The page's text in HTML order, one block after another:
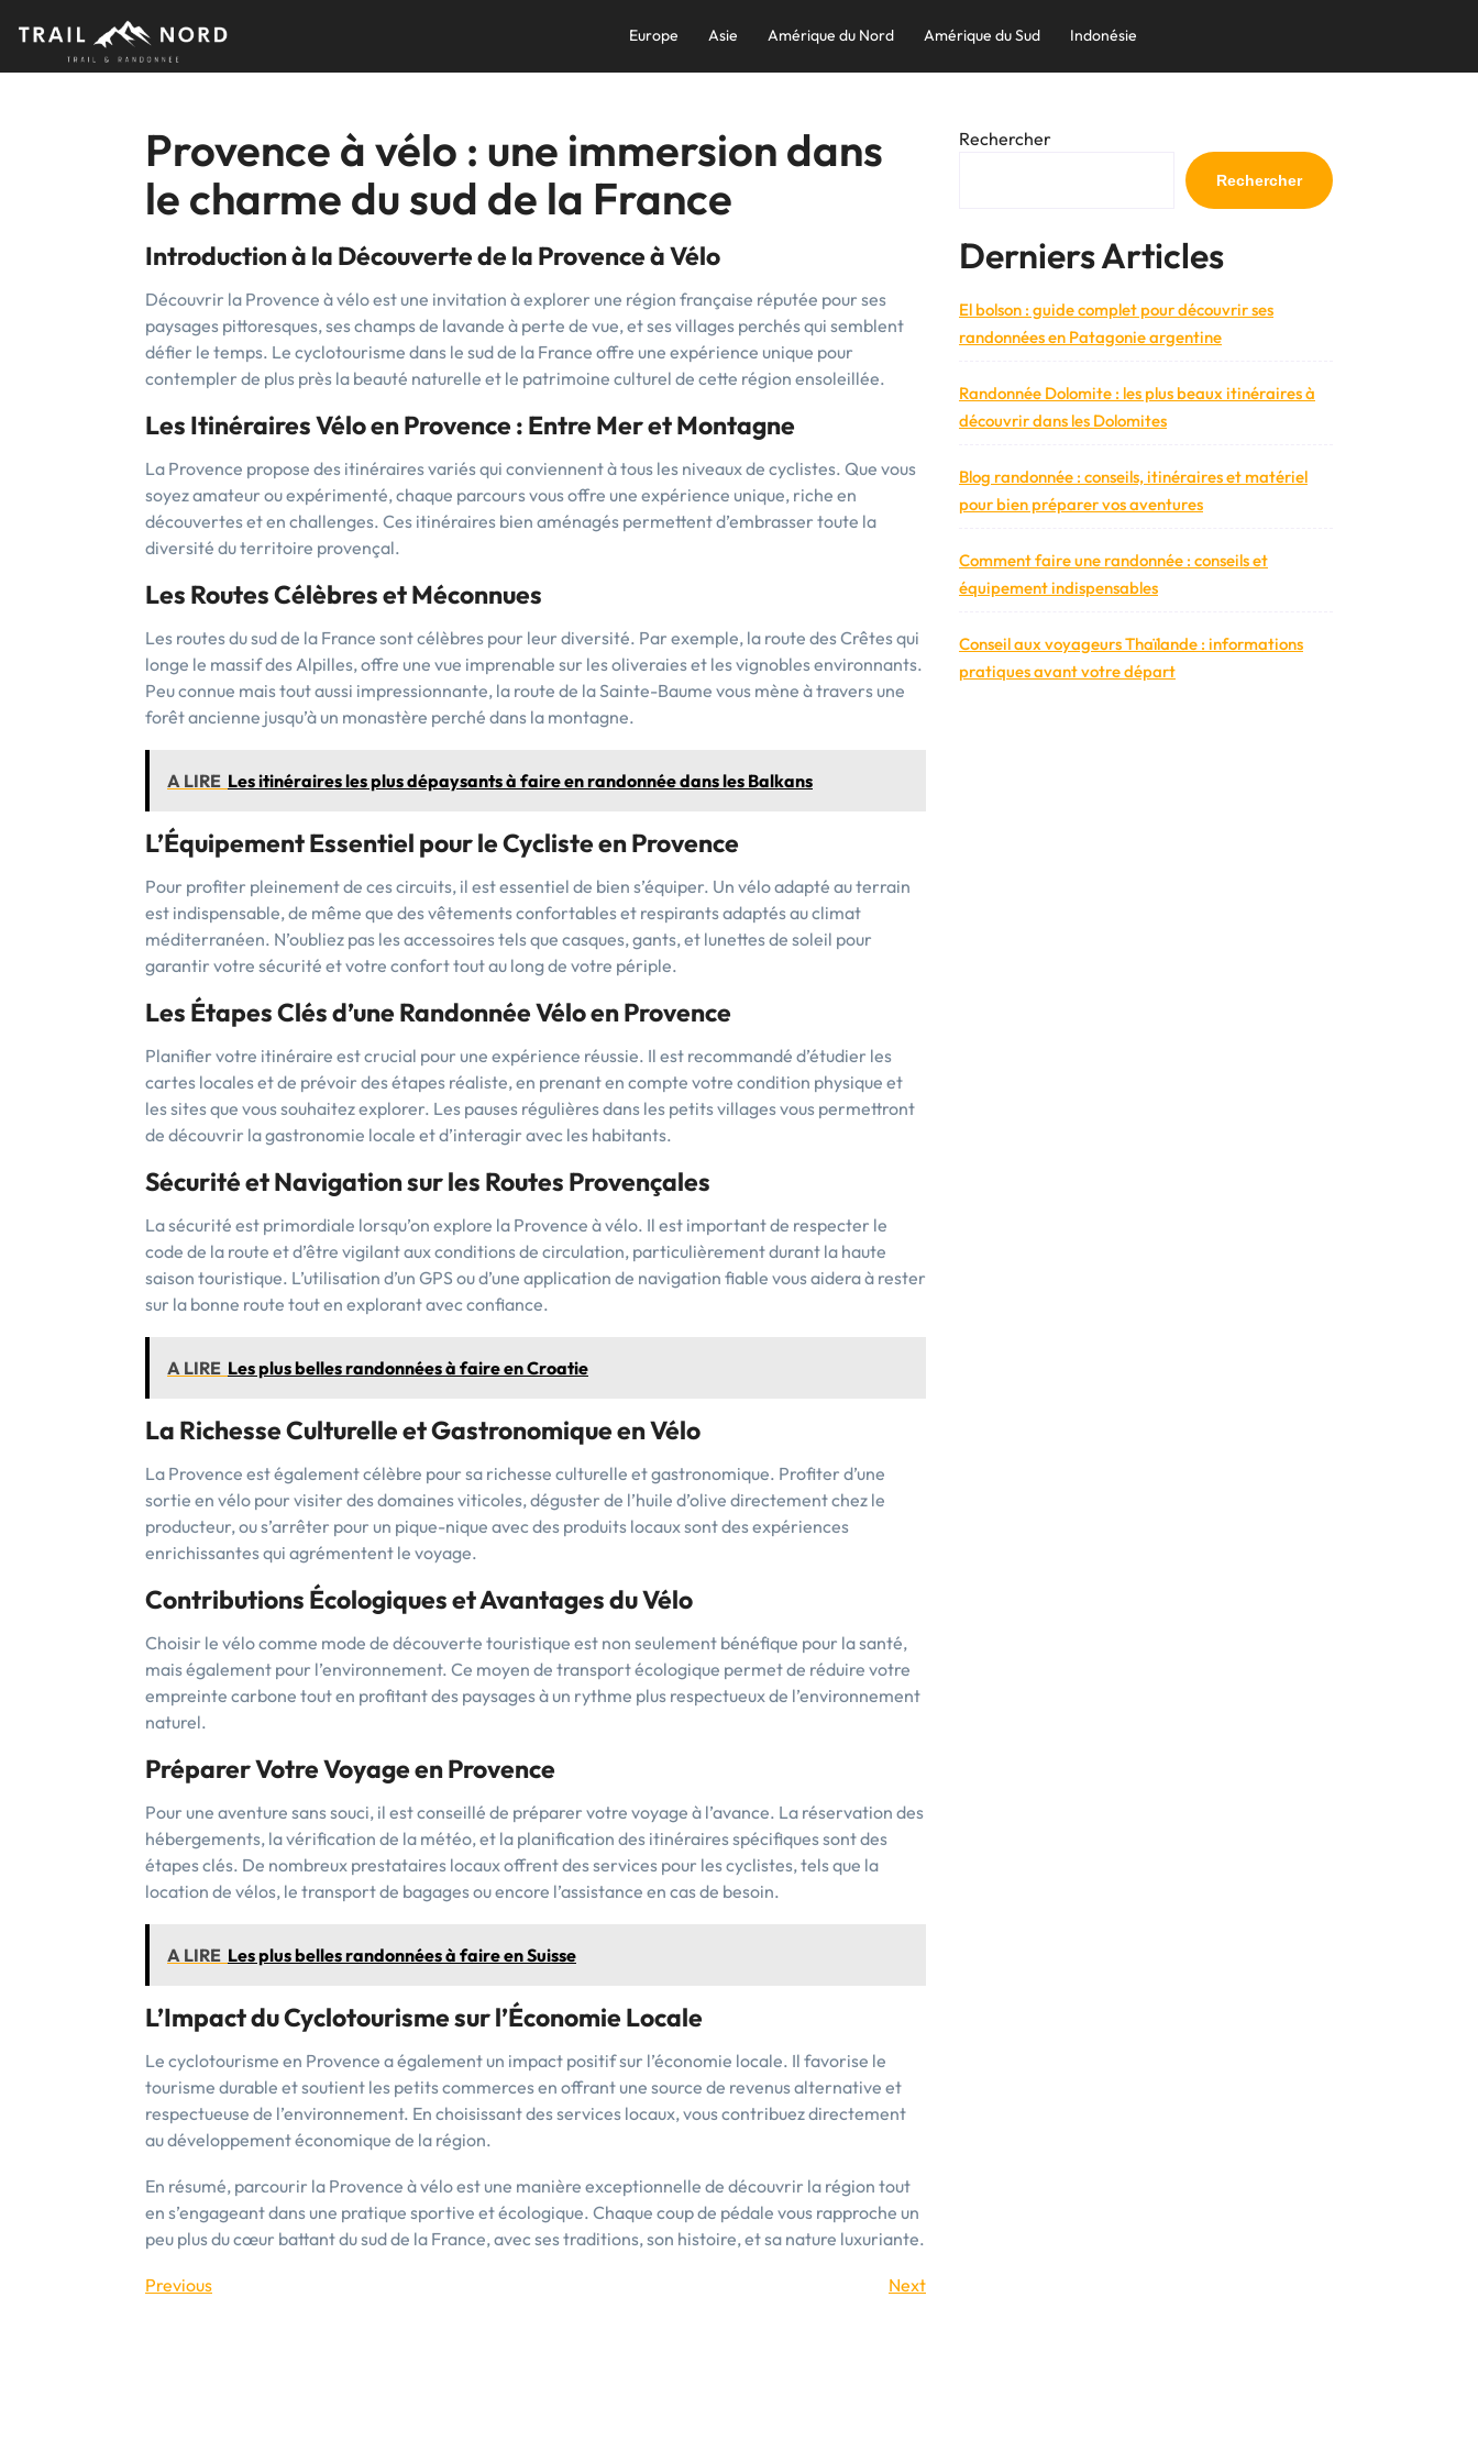
Europe Asie Amérique du Nord Amérique du Sud Indonésie
Provence à vélo : une immersion dans
le charme du sud de la France
Introduction à la Découverte de la Provence à Vélo
Découvrir la Provence à vélo est une invitation à explorer une région française réputée pour ses
paysages pittoresques, ses champs de lavande à perte de vue, et ses villages perchés qui semblent
défier le temps. Le cyclotourisme dans le sud de la France offre une expérience unique pour
contempler de plus près la beauté naturelle et le patrimoine culturel de cette région ensoleillée.
Les Itinéraires Vélo en Provence : Entre Mer et Montagne
La Provence propose des itinéraires variés qui conviennent à tous les niveaux de cyclistes. Que vous
soyez amateur ou expérimenté, chaque parcours vous offre une expérience unique, riche en
découvertes et en challenges. Ces itinéraires bien aménagés permettent d’embrasser toute la
diversité du territoire provençal.
Les Routes Célèbres et Méconnues
Les routes du sud de la France sont célèbres pour leur diversité. Par exemple, la route des Crêtes qui
longe le massif des Alpilles, offre une vue imprenable sur les oliveraies et les vignobles environnants.
Peu connue mais tout aussi impressionnante, la route de la Sainte-Baume vous mène à travers une
forêt ancienne jusqu’à un monastère perché dans la montagne.
A LIRE Les itinéraires les plus dépaysants à faire en randonnée dans les Balkans
L’Équipement Essentiel pour le Cycliste en Provence
Pour profiter pleinement de ces circuits, il est essentiel de bien s’équiper. Un vélo adapté au terrain
est indispensable, de même que des vêtements confortables et respirants adaptés au climat
méditerranéen. N’oubliez pas les accessoires tels que casques, gants, et lunettes de soleil pour
garantir votre sécurité et votre confort tout au long de votre périple.
Les Étapes Clés d’une Randonnée Vélo en Provence
Planifier votre itinéraire est crucial pour une expérience réussie. Il est recommandé d’étudier les
cartes locales et de prévoir des étapes réaliste, en prenant en compte votre condition physique et
les sites que vous souhaitez explorer. Les pauses régulières dans les petits villages vous permettront
de découvrir la gastronomie locale et d’interagir avec les habitants.
Sécurité et Navigation sur les Routes Provençales
La sécurité est primordiale lorsqu’on explore la Provence à vélo. Il est important de respecter le
code de la route et d’être vigilant aux conditions de circulation, particulièrement durant la haute
saison touristique. L’utilisation d’un GPS ou d’une application de navigation fiable vous aidera à rester
sur la bonne route tout en explorant avec confiance.
A LIRE Les plus belles randonnées à faire en Croatie
La Richesse Culturelle et Gastronomique en Vélo
La Provence est également célèbre pour sa richesse culturelle et gastronomique. Profiter d’une
sortie en vélo pour visiter des domaines viticoles, déguster de l’huile d’olive directement chez le
producteur, ou s’arrêter pour un pique-nique avec des produits locaux sont des expériences
enrichissantes qui agrémentent le voyage.
Contributions Écologiques et Avantages du Vélo
Choisir le vélo comme mode de découverte touristique est non seulement bénéfique pour la santé,
mais également pour l’environnement. Ce moyen de transport écologique permet de réduire votre
empreinte carbone tout en profitant des paysages à un rythme plus respectueux de l’environnement
naturel.
Préparer Votre Voyage en Provence
Pour une aventure sans souci, il est conseillé de préparer votre voyage à l’avance. La réservation des
hébergements, la vérification de la météo, et la planification des itinéraires spécifiques sont des
étapes clés. De nombreux prestataires locaux offrent des services pour les cyclistes, tels que la
location de vélos, le transport de bagages ou encore l’assistance en cas de besoin.
A LIRE Les plus belles randonnées à faire en Suisse
L’Impact du Cyclotourisme sur l’Économie Locale
Le cyclotourisme en Provence a également un impact positif sur l’économie locale. Il favorise le
tourisme durable et soutient les petits commerces en offrant une source de revenus alternative et
respectueuse de l’environnement. En choisissant des services locaux, vous contribuez directement
au développement économique de la région.
En résumé, parcourir la Provence à vélo est une manière exceptionnelle de découvrir la région tout
en s’engageant dans une pratique sportive et écologique. Chaque coup de pédale vous rapproche un
peu plus du cœur battant du sud de la France, avec ses traditions, son histoire, et sa nature luxuriante.
Navigation
Previous
Previous
Next
Next
Rechercher
Rechercher
Derniers Articles
El bolson : guide complet pour découvrir ses
randonnées en Patagonie argentine
Randonnée Dolomite : les plus beaux itinéraires à
découvrir dans les Dolomites
Blog randonnée : conseils, itinéraires et matériel
pour bien préparer vos aventures
Comment faire une randonnée : conseils et
équipement indispensables
Conseil aux voyageurs Thaïlande : informations
pratiques avant votre départ